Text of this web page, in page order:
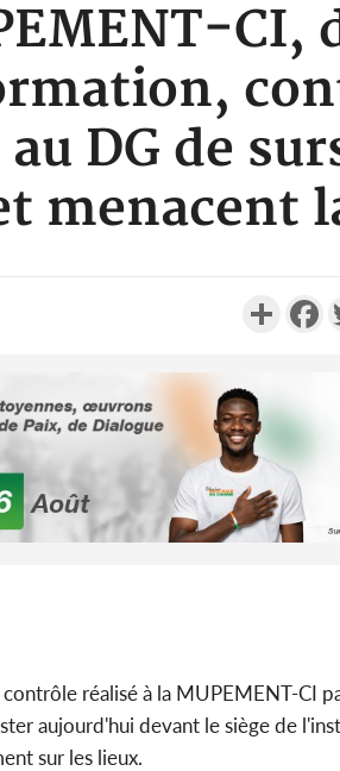
CI,
DG de
menacent
réalisé à la MUPEMENT-CI
aujourd'hui devant le siège de
sur les lieux.